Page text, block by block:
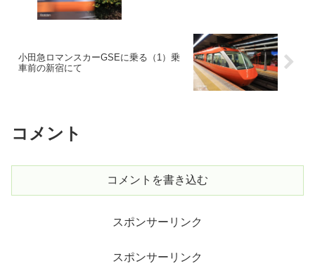
小田急ロマンスカーGSEに乗る（1）乗
車前の新宿にて
コメント
コメントを書き込む
スポンサーリンク
スポンサーリンク